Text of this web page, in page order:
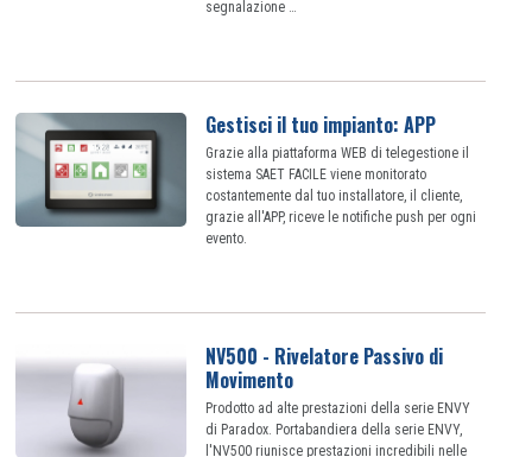
segnalazione …
Gestisci il tuo impianto: APP
Grazie alla piattaforma WEB di telegestione il
sistema SAET FACILE viene monitorato
costantemente dal tuo installatore, il cliente,
grazie all'APP, riceve le notifiche push per ogni
evento.
NV500 - Rivelatore Passivo di
Movimento
Prodotto ad alte prestazioni della serie ENVY
di Paradox. Portabandiera della serie ENVY,
l'NV500 riunisce prestazioni incredibili nelle